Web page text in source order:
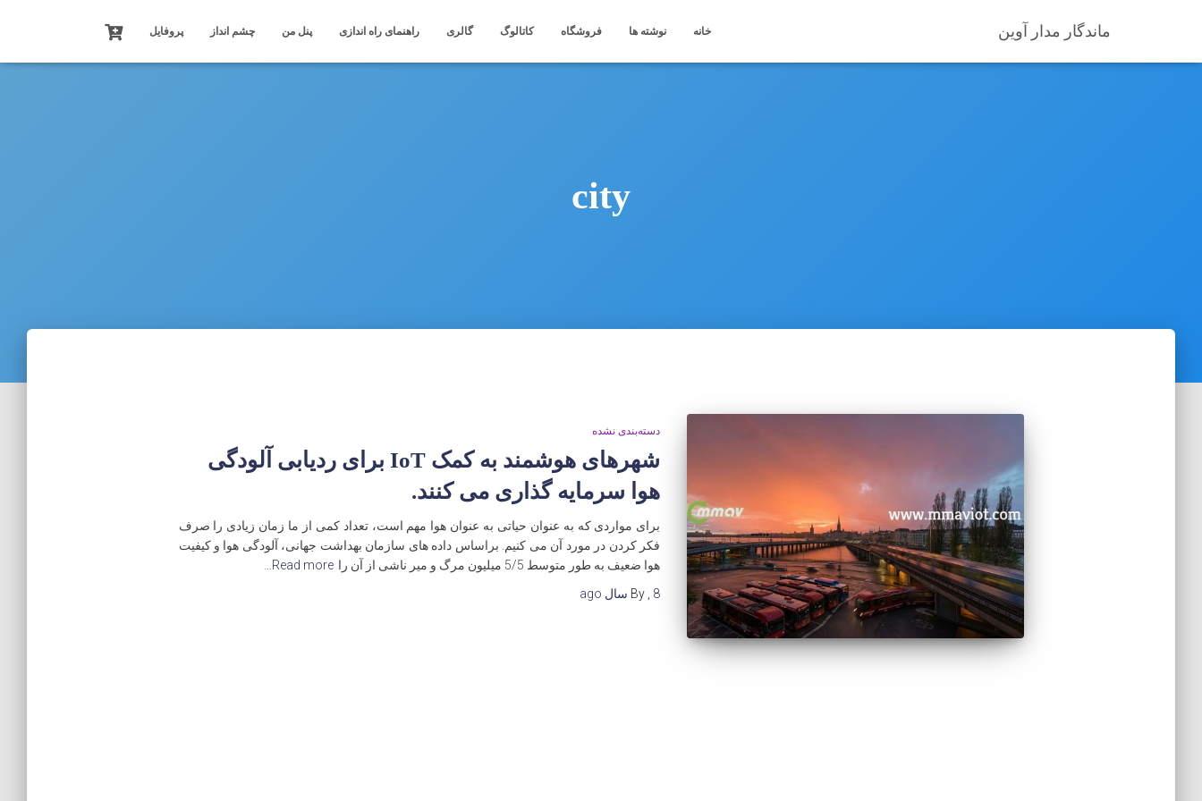
ماندگار مدار آوین خانه نوشته ها فروشگاه کاتالوگ گالری راهنمای راه اندازی پنل من چشم انداز پروفایل
city
دسته‌بندی نشده
شهرهای هوشمند به کمک IoT برای ردیابی آلودگی
هوا سرمایه گذاری می کنند.
برای مواردی که به عنوان حیاتی به عنوان هوا مهم است، تعداد کمی از ما زمان زیادی را صرف
فکر کردن در مورد آن می کنیم. براساس داده های سازمان بهداشت جهانی، آلودگی هوا و کیفیت
هوا ضعیف به طور متوسط 5/5 میلیون مرگ و میر ناشی از آن را
Read more…
By
8 سال